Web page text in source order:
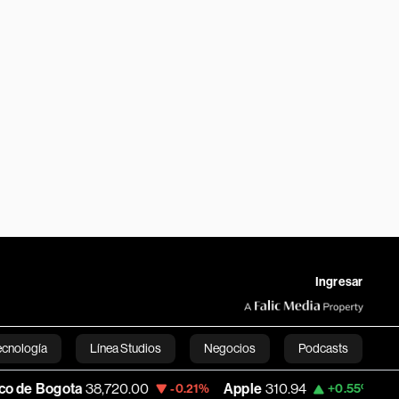
Ingresar
Línea Studios Negocios Podcasts
English-0.21% Apple 310.94 +0.55% USD COP